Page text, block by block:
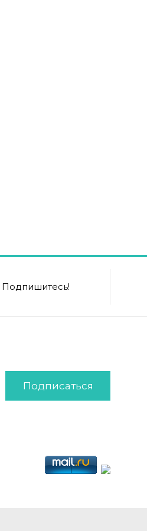
Подпишитесь!
Подписаться